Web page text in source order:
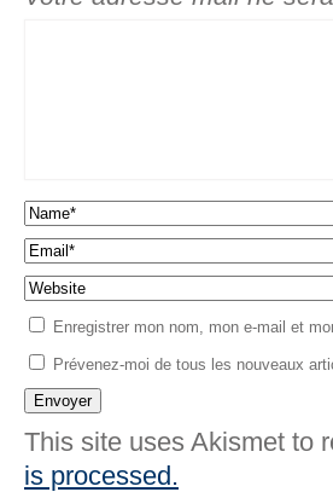
Enregistrer mon nom, mon e-mail et
Prévenez-moi de tous les nouveaux
This site uses Akismet to
is processed.